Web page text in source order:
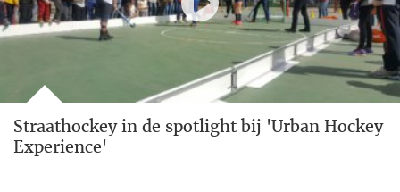
Straathockey in de spotlight bij 'Urban Hockey
Experience'